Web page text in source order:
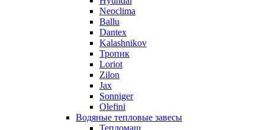
Neoclima
Ballu
Dantex
Kalashnikov
Тропик
Loriot
Zilon
Jax
Sonniger
Olefini
Водяные тепловые завесы
Тепломаш